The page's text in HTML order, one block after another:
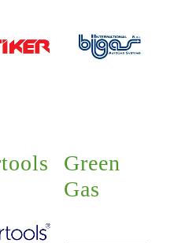
Green
Gas